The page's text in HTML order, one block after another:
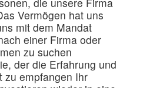
Vermögen hat uns
mit dem Mandat
einer Firma oder
zu suchen
der die Erfahrung und
zu empfangen Ihr